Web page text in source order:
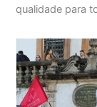
qualidade para